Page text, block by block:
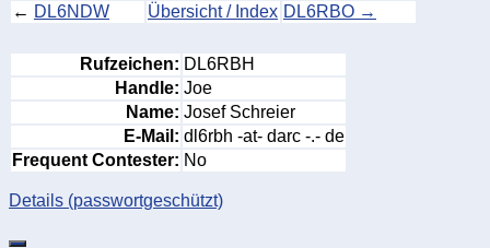
← DL6NDW Übersicht / Index DL6RBO →
Rufzeichen: DL6RBH
Handle: Joe
Name: Josef Schreier
E-Mail: dl6rbh -at- darc -.- de
Frequent Contester: No
Details (passwortgeschützt)